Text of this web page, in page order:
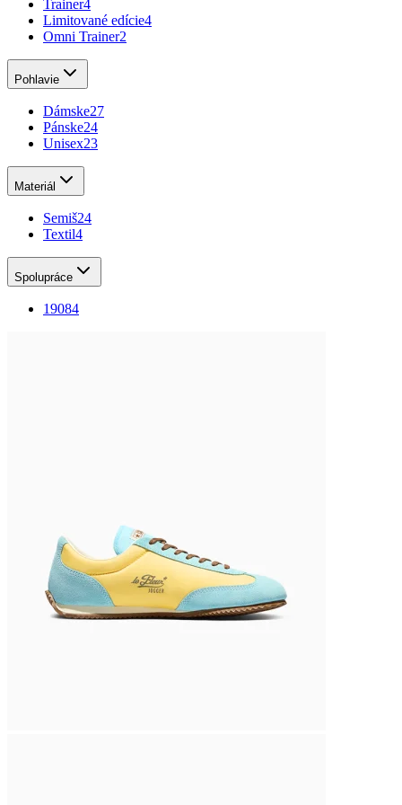
Trainer4
Limitované edície4
Omni Trainer2
Pohlavie
Dámske27
Pánske24
Unisex23
Materiál
Semiš24
Textil4
Spolupráce
19084